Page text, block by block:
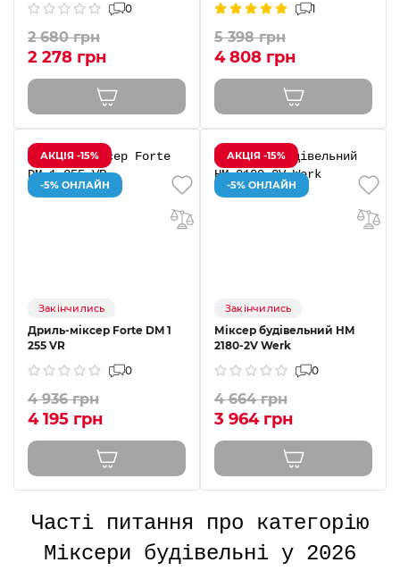
0
2 680 грн
2 278 грн
1
5 398 грн
4 808 грн
АКЦІЯ -15%
-5% ОНЛАЙН
Закінчились
Дриль-міксер Forte DM 1
255 VR
0
4 936 грн
4 195 грн
АКЦІЯ -15%
-5% ОНЛАЙН
Закінчились
Міксер будівельний HM
2180-2V Werk
0
4 664 грн
3 964 грн
Часті питання про категорію
Міксери будівельні у 2026